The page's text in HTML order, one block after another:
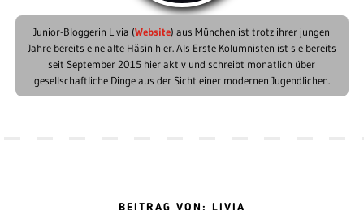
Junior-Bloggerin Livia (Website) aus München ist trotz ihrer jungen
Jahre bereits eine alte Häsin hier. Als Erste Kolumnisten ist sie bereits
seit September 2015 hier aktiv und schreibt monatlich über
gesellschaftliche Dinge aus der Sicht einer modernen Jugendlichen.
BEITRAG VON: LIVIA